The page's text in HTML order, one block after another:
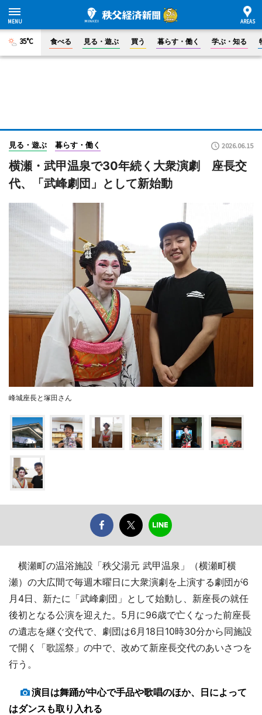
35°C 食べる 見る・遊ぶ 買う 暮らす・働く 学ぶ・知る
見る・遊ぶ 暮らす・働く 2026.06.15
横瀬・武甲温泉で30年続く大衆演劇 座長交
代、「武峰劇団」として新始動
峰城座長と塚田さん
横瀬町の温浴施設「秩父湯元 武甲温泉」（横瀬町横
瀬）の大広間で毎週木曜日に大衆演劇を上演する劇団が6
月4日、新たに「武峰劇団」として始動し、新座長の就任
後初となる公演を迎えた。5月に96歳で亡くなった前座長
の遺志を継ぐ交代で、劇団は6月18日10時30分から同施設
で開く「歌謡祭」の中で、改めて新座長交代のあいさつを
行う。
演目は舞踊が中心で手品や歌唱のほか、日によって
はダンスも取り入れる